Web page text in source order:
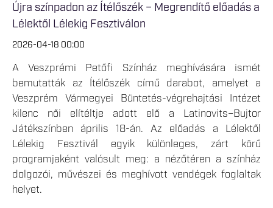
Újra színpadon az Ítélőszék – Megrendítő előadás a
Lélektől Lélekig Fesztiválon
2026-04-18 00:00
A Veszprémi Petőfi Színház meghívására ismét
bemutatták az Ítélőszék című darabot, amelyet a
Veszprém Vármegyei Büntetés-végrehajtási Intézet
kilenc női elítéltje adott elő a Latinovits–Bujtor
Játékszínben április 18-án. Az előadás a Lélektől
Lélekig Fesztivál egyik különleges, zárt körű
programjaként valósult meg: a nézőtéren a színház
dolgozói, művészei és meghívott vendégek foglaltak
helyet.